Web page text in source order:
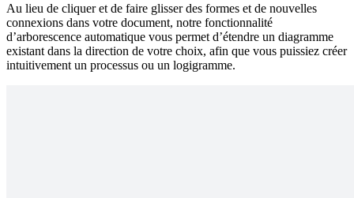
Au lieu de cliquer et de faire glisser des formes et de nouvelles
connexions dans votre document, notre fonctionnalité
d’arborescence automatique vous permet d’étendre un diagramme
existant dans la direction de votre choix, afin que vous puissiez créer
intuitivement un processus ou un logigramme.